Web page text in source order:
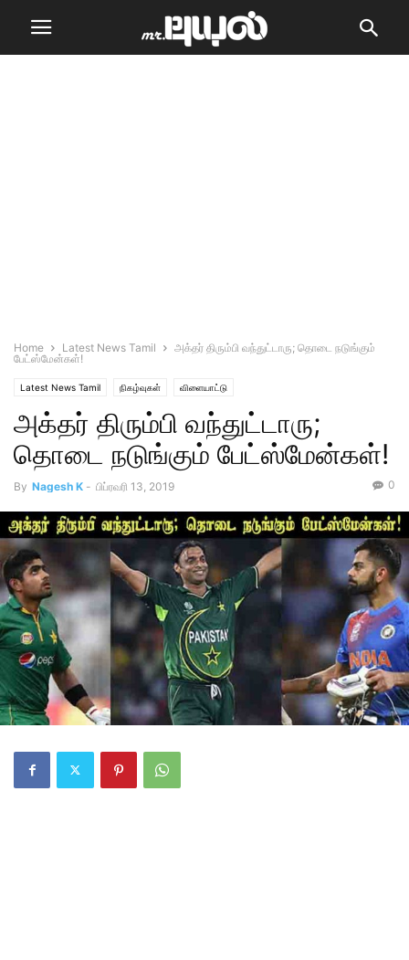
Home Latest News Tamil
அக்தர் திரும்பி வந்துட்டாரு; தொடை நடுங்கும்
பேட்ஸ்மேன்கள்!
Latest News Tamil நிகழ்வுகள் விளையாட்டு
அக்தர் திரும்பி வந்துட்டாரு;
தொடை நடுங்கும் பேட்ஸ்மேன்கள்!
By Nagesh K - பிப்ரவரி 13, 2019 0